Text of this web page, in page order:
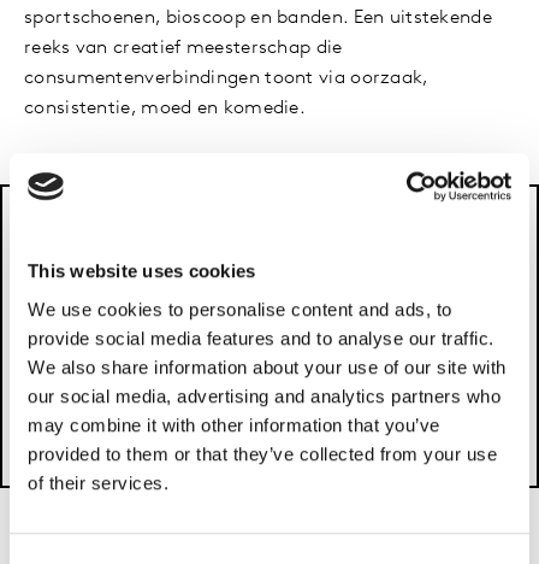
This website uses cookies
We use cookies to personalise content and ads, to
provide social media features and to analyse our traffic.
We also share information about your use of our site with
our social media, advertising and analytics partners who
may combine it with other information that you’ve
provided to them or that they’ve collected from your use
of their services.
sportschoenen, bioscoop en banden. Een uitstekende
reeks van creatief meesterschap die
consumentenverbindingen toont via oorzaak,
consistentie, moed en komedie.
Pleaseaccept cookies to see this content.